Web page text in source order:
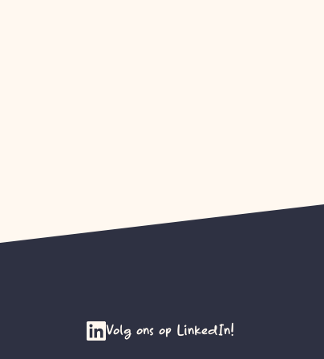
Volg ons op LinkedIn!